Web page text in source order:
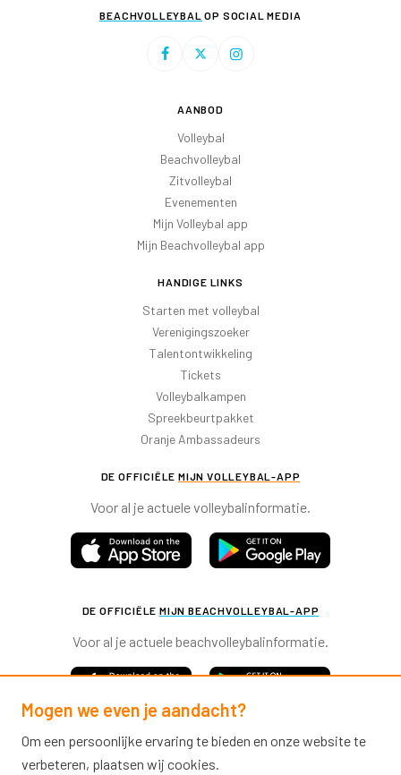
BEACHVOLLEYBAL OP SOCIAL MEDIA
AANBOD
Volleybal
Beachvolleybal
Zitvolleybal
Evenementen
Mijn Volleybal app
Mijn Beachvolleybal app
HANDIGE LINKS
Starten met volleybal
Verenigingszoeker
Talentontwikkeling
Tickets
Volleybalkampen
Spreekbeurtpakket
Oranje Ambassadeurs
DE OFFICIËLE MIJN VOLLEYBAL-APP
Voor al je actuele volleybalinformatie.
DE OFFICIËLE MIJN BEACHVOLLEYBAL-APP
Voor al je actuele beachvolleybalinformatie.
Mogen we even je aandacht?
Om een persoonlijke ervaring te bieden en onze website te
verbeteren, plaatsen wij cookies.